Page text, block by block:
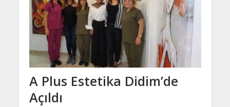
A Plus Estetika Didim’de
Açıldı